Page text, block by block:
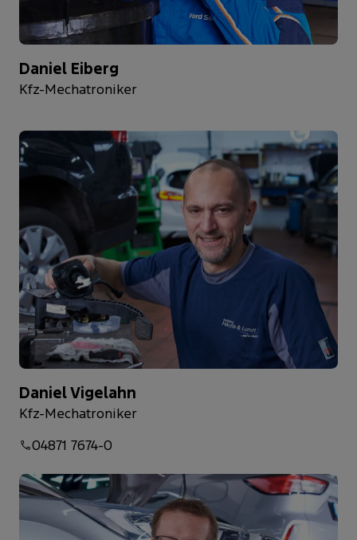
Daniel Eiberg
Kfz-Mechatroniker
Daniel Vigelahn
Kfz-Mechatroniker
04871 7674-0